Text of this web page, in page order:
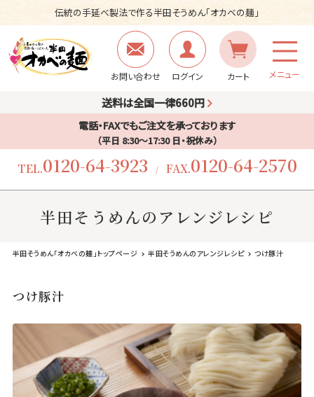
伝統の手延べ製法で作る半田そうめん「オカベの麺」
お問い合わせ ログイン カート メニュー
送料は全国一律660円
電話・FAXでもご注文を承っております
（平日 8:30〜17:30 日・祝休み）
TEL.0120-64-3923 / FAX.0120-64-2570
半田そうめんのアレンジレシピ
半田そうめん「オカベの麺」トップページ 半田そうめんのアレンジレシピ つけ豚汁
つけ豚汁